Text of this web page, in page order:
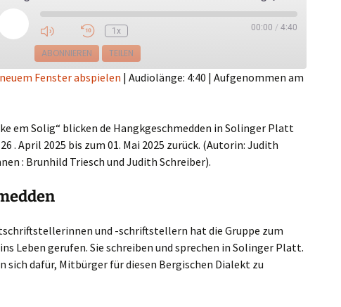
Play
Episode
1x 00:00 / 4:40
ABONNIEREN TEILEN
Fenster abspielen | Audiolänge: 4:40 | Aufgenommen am
em Solig“ blicken de Hangkgeschmedden in Solinger Platt
. April 2025 bis zum 01. Mai 2025 zurück. (Autorin: Judith
: Brunhild Triesch und Judith Schreiber).
und -schriftstellern hat die Gruppe zum
Leben gerufen. Sie schreiben und sprechen in Solinger Platt.
sich dafür, Mitbürger für diesen Bergischen Dialekt zu